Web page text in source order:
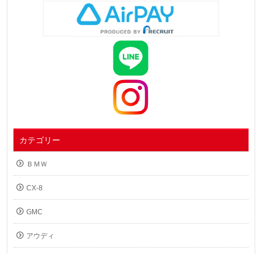
カテゴリー
ＢＭＷ
CX-8
GMC
アウディ